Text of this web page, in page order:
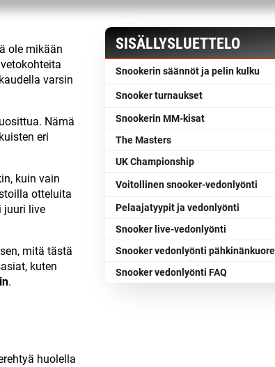
SISÄLLYSLUETTELO
Snookerin säännöt ja pelin kulku
Snooker turnaukset
Snookerin MM-kisat
The Masters
UK Championship
Voitollinen snooker-vedonlyönti
Pelaajatyypit ja vedonlyönti
Snooker live-vedonlyönti
Snooker vedonlyönti
Snooker vedonlyönti FAQ
ole mikään
varsin
Nämä
eri
kuin vain
otteluita
juuri live
mitä tästä
kuten
.
huolella